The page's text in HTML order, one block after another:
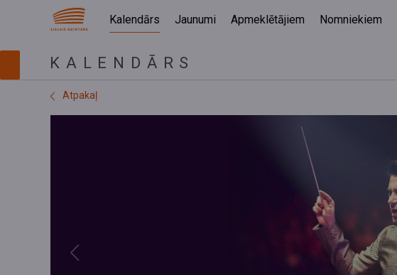
Kalendārs Jaunumi Apmeklētājiem Nomniekiem
KALENDĀRS
Atpakaļ
Previous